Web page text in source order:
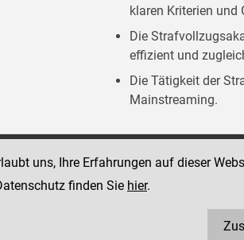
klaren Kriterien und
Die
effizient und
Die Tätigkeit der
Mainstreaming.
1080 Wien
Wickenburggasse 12
Telefon: +43 1 40403 358810
uns, Ihre Erfahrungen auf dieser
finden Sie hier.